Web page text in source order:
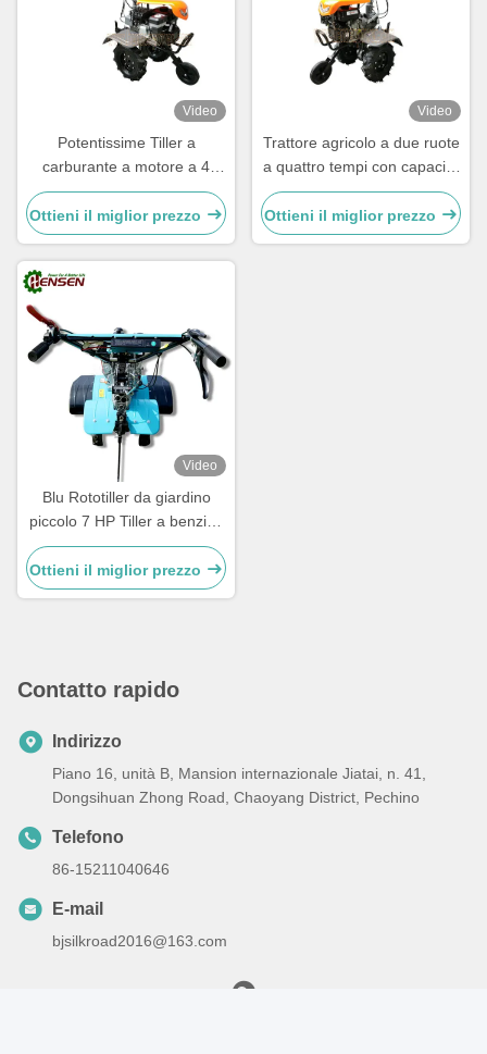
Video
Potentissime Tiller a
carburante a motore a 4
tempi con larghezza di
rilevamento da 500 a 800
mm
Ottieni il miglior prezzo
Video
Trattore agricolo a due ruote
a quattro tempi con capacità
di 100 libbre
Ottieni il miglior prezzo
Video
Blu Rototiller da giardino
piccolo 7 HP Tiller a benzina
multiuso
Ottieni il miglior prezzo
Contatto rapido
Indirizzo
Piano 16, unità B, Mansion internazionale Jiatai, n. 41,
Dongsihuan Zhong Road, Chaoyang District, Pechino
Telefono
86-15211040646
E-mail
bjsilkroad2016@163.com